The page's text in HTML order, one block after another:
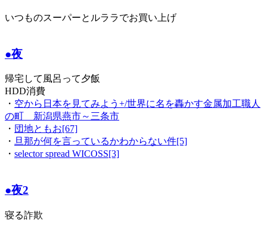
いつものスーパーとルララでお買い上げ
●夜
帰宅して風呂って夕飯
HDD消費
・ 空から日本を見てみよう+/世界に名を轟かす金属加工職人
の町 新潟県燕市～三条市
・ 団地ともお[67]
・ 旦那が何を言っているかわからない件[5]
・ selector spread WICOSS[3]
●夜2
寝る詐欺